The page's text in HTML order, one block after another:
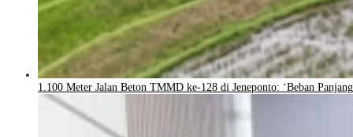
1.100 Meter Jalan Beton TMMD ke-128 di Jeneponto: ‘Beban